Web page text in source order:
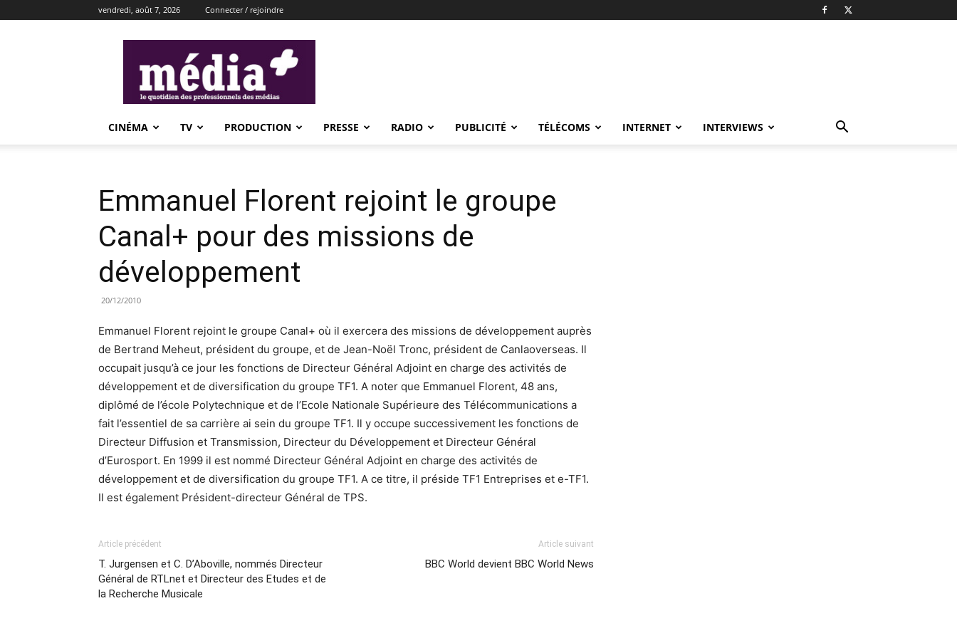
vendredi, août 7, 2026 Connecter / rejoindre
CINÉMA TV PRODUCTION PRESSE RADIO PUBLICITÉ TÉLÉCOMS INTERNET INTERVIEWS
Emmanuel Florent rejoint le groupe
Canal+ pour des missions de
développement
20/12/2010
Emmanuel Florent rejoint le groupe Canal+ où il exercera des missions de développement auprès
de Bertrand Meheut, président du groupe, et de Jean-Noël Tronc, président de Canlaoverseas. Il
occupait jusqu’à ce jour les fonctions de Directeur Général Adjoint en charge des activités de
développement et de diversification du groupe TF1. A noter que Emmanuel Florent, 48 ans,
diplômé de l’école Polytechnique et de l’Ecole Nationale Supérieure des Télécommunications a
fait l’essentiel de sa carrière ai sein du groupe TF1. Il y occupe successivement les fonctions de
Directeur Diffusion et Transmission, Directeur du Développement et Directeur Général
d’Eurosport. En 1999 il est nommé Directeur Général Adjoint en charge des activités de
développement et de diversification du groupe TF1. A ce titre, il préside TF1 Entreprises et e-TF1.
Il est également Président-directeur Général de TPS.
Article précédent
T. Jurgensen et C. D’Aboville, nommés Directeur
Général de RTLnet et Directeur des Etudes et de
la Recherche Musicale
Article suivant
BBC World devient BBC World News